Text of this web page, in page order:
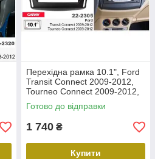
Перехідна рамка 10.1", Ford
Transit Connect 2009-2012,
Tourneo Connect 2009-2012,
Carav 22-2305
Готово до відправки
1 740 ₴
Купити